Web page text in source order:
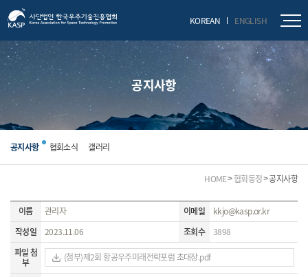
KOREAN ENGLISH
닫기
공지사항
공지사항 협회소식 갤러리
HOME 협회동정 공지사항
이름 관리자 이메일
kkjo@kasp.or.kr
작성일
2023.11.06 조회수
3898
파일 첨
부
(첨부)제2회 항공우주미래전략포럼 초대장.pdf